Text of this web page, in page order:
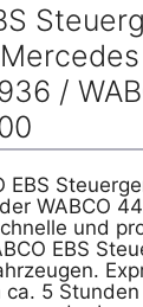
/
EBS
WABCO
und
EBS
5